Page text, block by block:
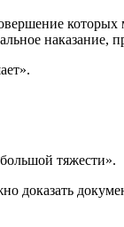
тяжести».
доказать